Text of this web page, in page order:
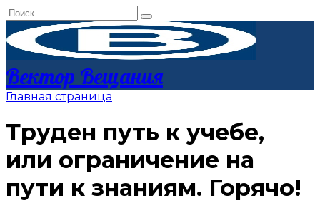
Перейти
к
контенту
Search
for:
Вектор Вещания
Главная страница
Труден путь к учебе,
или ограничение на
пути к знаниям. Горячо!